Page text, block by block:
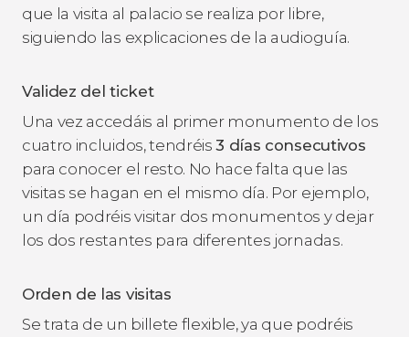
que la visita al palacio se realiza por libre,
siguiendo las explicaciones de la audioguía.
Validez del ticket
Una vez accedáis al primer monumento de los
cuatro incluidos, tendréis3 días consecutivos
para conocer el resto. No hace falta que las
visitas se hagan en el mismo día. Por ejemplo,
un día podréis visitar dos monumentos y dejar
los dos restantes para diferentes jornadas.
Orden de las visitas
Se trata de un billete flexible, ya que podréis